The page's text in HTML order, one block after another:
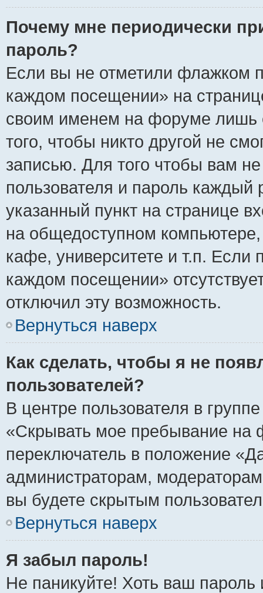
Почему мне периодически
пароль?
Если вы не отметили флажком
каждом посещении» на
своим именем на форуме лишь
того, чтобы никто другой не
записью. Для того чтобы вам
пользователя и пароль
указанный пункт на странице
на общедоступном
кафе, университете и т.п. Если
каждом посещении»
отключил эту возможность.
Вернуться наверх
Как сделать, чтобы я не
пользователей?
В центре пользователя в
«Скрывать мое пребывание на
переключатель в положение
администраторам,
вы будете скрытым
Вернуться наверх
Я забыл пароль!
Не паникуйте! Хоть ваш